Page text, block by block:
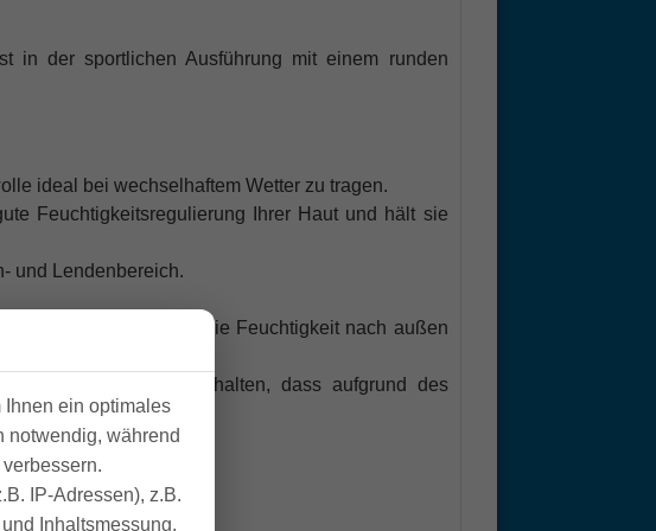
in der sportlichen Ausführung mit einem runden
ideal bei wechselhaftem Wetter zu tragen.
Feuchtigkeitsregulierung Ihrer Haut und hält sie
und Lendenbereich.
die Wärme hält und die Feuchtigkeit nach außen
Unterwäsche gehalten, dass aufgrund des
ein optimales
notwendig, während
IP-Adressen), z.B.
Inhaltsmessung.